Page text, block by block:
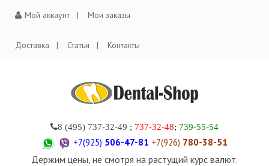
Мой аккаунт Мои заказы
Доставка Статьи Контакты
8 (495) 737-32-49 ; 737-32-48; 739-55-54
+7(925) 506-47-81 +7(926) 780-38-51
Держим цены, не смотря на растущий курс валют.